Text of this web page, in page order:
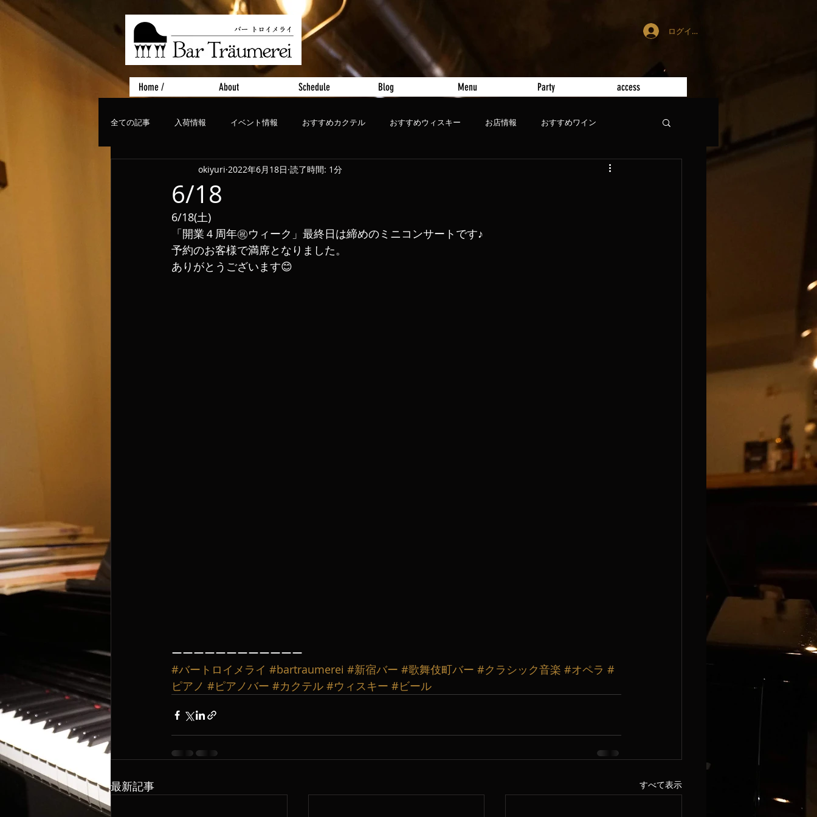
ログイン
Home / About Schedule Blog Menu Party access
全ての記事 入荷情報 イベント情報 おすすめカクテル おすすめウィスキー お店情報 おすすめワイン
ライブ、コンサート おすすめビール
6/18
okiyuri 2022年6月18日 読了時間: 1分
6/18(土)
「開業４周年㊗️ウィーク」最終日は締めのミニコンサートです♪
予約のお客様で満席となりました。
ありがとうございます😊
ーーーーーーーーーーーー
#バートロイメライ #bartraumerei #新宿バー #歌舞伎町バー #クラシック音楽 #オペラ #
ピアノ #ピアノバー #カクテル #ウィスキー #ビール
最新記事 すべて表示